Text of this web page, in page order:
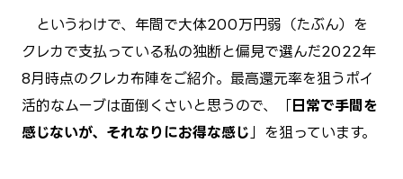
というわけで、年間で大体200万円弱（たぶん）を
クレカで支払っている私の独断と偏見で選んだ2022年
8月時点のクレカ布陣をご紹介。最高還元率を狙うポイ
活的なムーブは面倒くさいと思うので、「 日常で手間を
感じないが、それなりにお得な感じ
」を狙っています。